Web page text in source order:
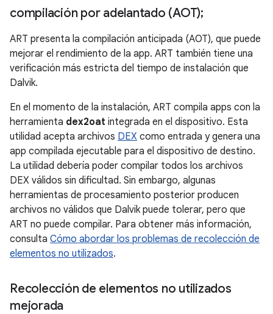
compilación por adelantado (AOT);
ART presenta la compilación anticipada (AOT), que puede
mejorar el rendimiento de la app. ART también tiene una
verificación más estricta del tiempo de instalación que
Dalvik.
En el momento de la instalación, ART compila apps con la
herramienta dex2oat integrada en el dispositivo. Esta
utilidad acepta archivos DEX como entrada y genera una
app compilada ejecutable para el dispositivo de destino.
La utilidad debería poder compilar todos los archivos
DEX válidos sin dificultad. Sin embargo, algunas
herramientas de procesamiento posterior producen
archivos no válidos que Dalvik puede tolerar, pero que
ART no puede compilar. Para obtener más información,
consulta Cómo abordar los problemas de recolección de
elementos no utilizados.
Recolección de elementos no utilizados
mejorada